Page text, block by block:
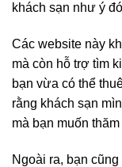
khách sạn như ý
Các website này
mà còn hỗ trợ tìm
bạn vừa có thể
rằng khách sạn
mà bạn muốn thăm
Ngoài ra, bạn